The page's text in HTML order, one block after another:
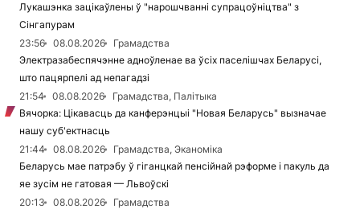
Лукашэнка зацікаўлены ў "нарошчванні супрацоўніцтва" з
Сінгапурам
23:56
08.08.2026
Грамадства
Электразабеспячэнне адноўленае ва ўсіх паселішчах Беларусі,
што пацярпелі ад непагадзі
21:54
08.08.2026
Грамадства, Палітыка
Вячорка: Цікавасць да канферэнцыі "Новая Беларусь" вызначае
нашу суб'ектнасць
21:44
08.08.2026
Грамадства, Эканоміка
Беларусь мае патрэбу ў гіганцкай пенсійнай рэформе і пакуль да
яе зусім не гатовая — Львоўскі
20:13
08.08.2026
Грамадства